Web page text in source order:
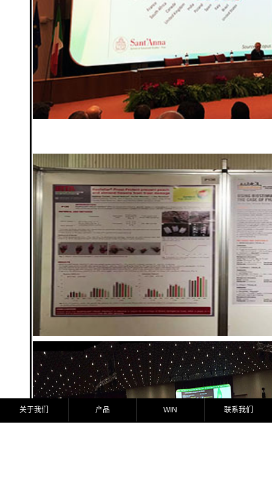
关于我们| WIN | 产品及应用| 新闻中心|人力资源 | 联系我们 |
版权所有：比奥齐姆（青岛）生物技术有限公司 ©2008-2025 Biolchim S.p.A All
Rights Reserved.
鲁ICP备15009675号技术支持：
Borise
关于我们 产品 WIN 联系我们